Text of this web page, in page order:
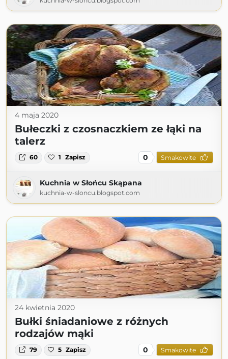
4 maja 2020
Bułeczki z czosnaczkiem ze łąki na
talerz
60 1 Zapisz 0 Smakowite
Kuchnia w Słońcu Skąpana
kuchnia-w-sloncu.blogspot.com
24 kwietnia 2020
Bułki śniadaniowe z różnych
rodzajów mąki
79 5 Zapisz 0 Smakowite